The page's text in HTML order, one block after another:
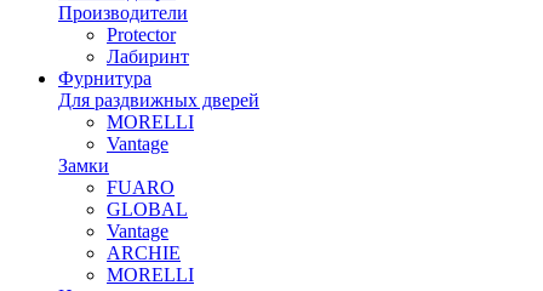
Производители
Protector
Лабиринт
Фурнитура
Для раздвижных дверей
MORELLI
Vantage
Замки
FUARO
GLOBAL
Vantage
ARCHIE
MORELLI